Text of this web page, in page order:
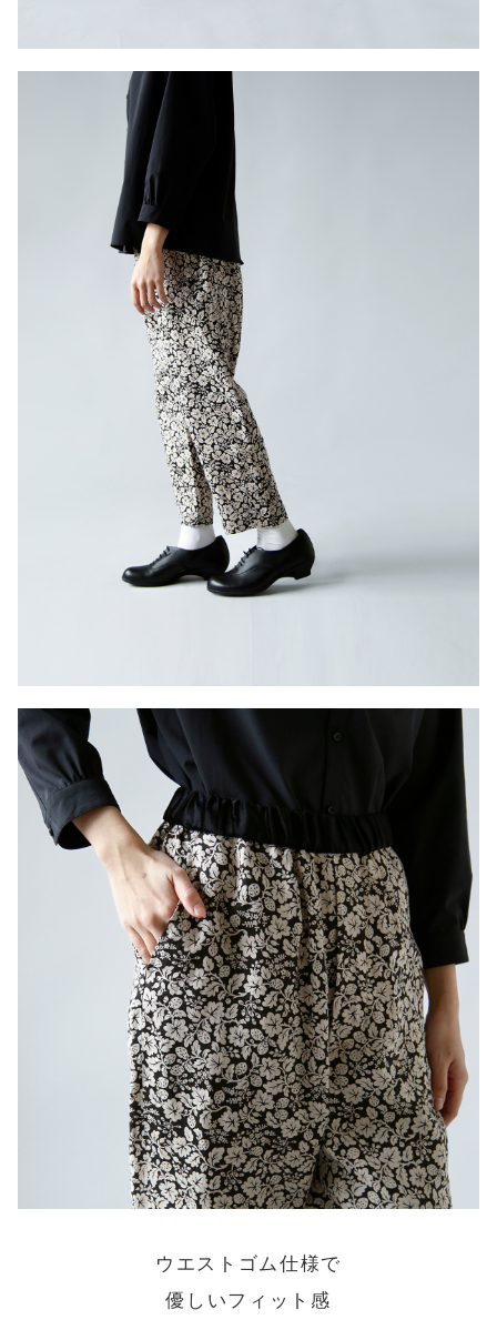
ウエストゴム仕様で
優しいフィット感